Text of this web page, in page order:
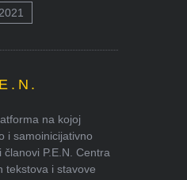
na kojoj
i samoinicijativno
P.E.N. Centra
tekstova i stavove